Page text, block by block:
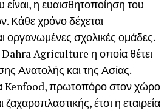
η ευαισθητοποίηση του
Κάθε χρόνο δέχεται
οργανωμένες σχολικές ομάδες.
Dahra Agriculture η οποία θέτει
Ανατολής και της Ασίας.
Kenfood, πρωτοπόρο στον χώρο
έτσι η εταιρεία